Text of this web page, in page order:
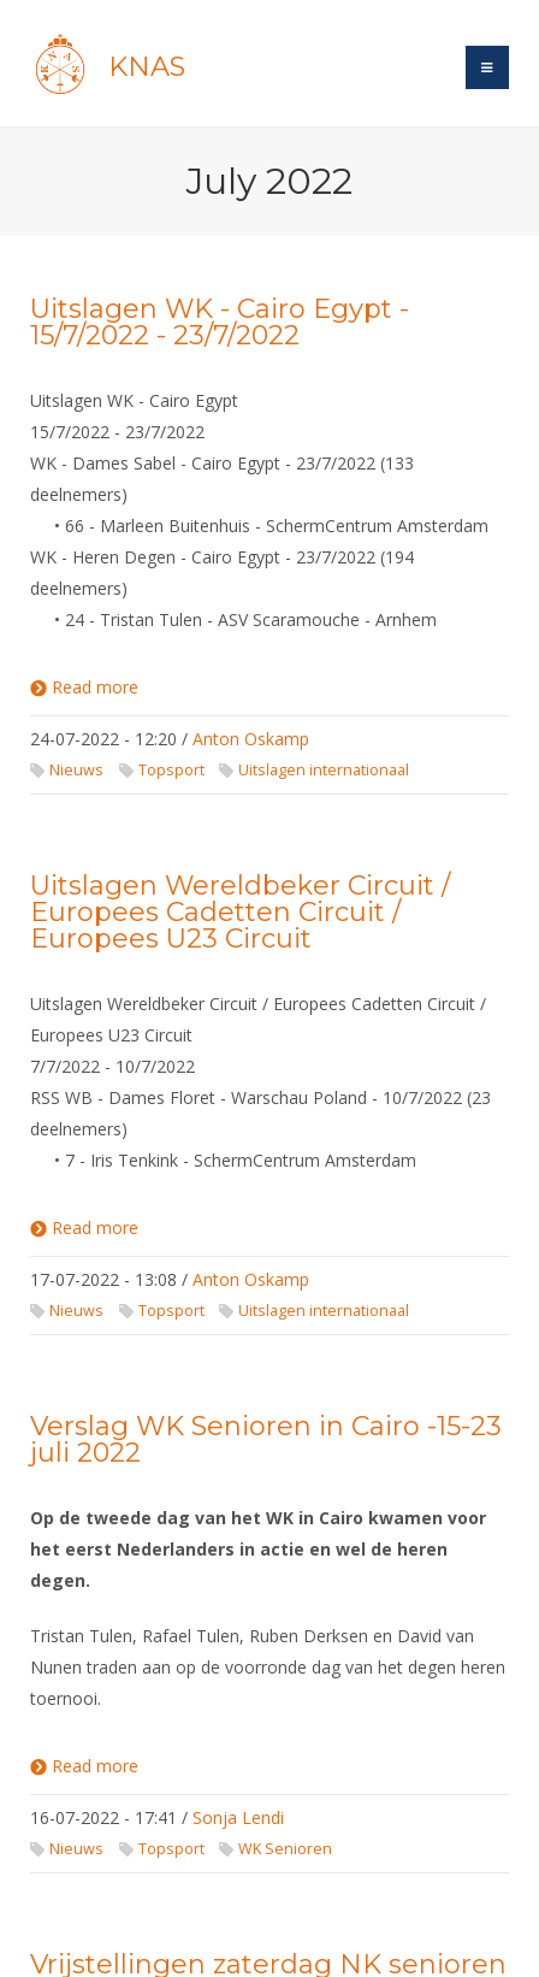
KNAS
Polls
Maandelijks archief
Evenement
Website
Gebruiksvoorwaarden
Historie
Lidmaatschap
Reglementen
Sponsors en Partners
Organisatie
Ereleden
Leden van Verdiensten
Vacatures
Contact
Medewerkers
Formulieren
Nieuws
Verenigingsondersteuning
Oprichting Vereniging
Overschrijven leden
Introductie
Veteranen
Lichtzwaardschermen
Wedstrijdsport
Inschrijven
Schermpaspoort
Rolstoelschermen
KNAS Keurmerk
NK's
JEC
Veteranenwedstrijden
Wedstrijdorganisatie
Aanvragen van scheidsrechters
Scheidsrechterslijst
Import inschrijvingen uit Nahouw
Promotie en logo
Geschiedenis van het schermen
Wat is topsport
Nieuws
NK's
Oranje
FBT
SBT
Atletencommissie
Informatie
Voor de jeugd
Ouders en vereniging
Jeugdkampen
Brassardsysteem
Nieuws
Nationale opleidingen
Internationale opleidingen
Voor scheidsrechters
Scheidsrechterslijst
Scheidsrechter Documentatie
Opleidingen
Tuchtzaken
Infotheek
ALV
Forums
Forums
Schermforum
Nieuws
Zoek Vereniging
NK organiseren
July 2022
Uitslagen WK - Cairo Egypt -
15/7/2022 - 23/7/2022
Uitslagen WK - Cairo Egypt
15/7/2022 - 23/7/2022
WK - Dames Sabel - Cairo Egypt - 23/7/2022 (133
deelnemers)
• 66 - Marleen Buitenhuis - SchermCentrum Amsterdam
WK - Heren Degen - Cairo Egypt - 23/7/2022 (194
deelnemers)
• 24 - Tristan Tulen - ASV Scaramouche - Arnhem
Read more
24-07-2022 - 12:20 / Anton Oskamp
Nieuws Topsport Uitslagen internationaal
Uitslagen Wereldbeker Circuit /
Europees Cadetten Circuit /
Europees U23 Circuit
Uitslagen Wereldbeker Circuit / Europees Cadetten Circuit /
Europees U23 Circuit
7/7/2022 - 10/7/2022
RSS WB - Dames Floret - Warschau Poland - 10/7/2022 (23
deelnemers)
• 7 - Iris Tenkink - SchermCentrum Amsterdam
Read more
17-07-2022 - 13:08 / Anton Oskamp
Nieuws Topsport Uitslagen internationaal
Verslag WK Senioren in Cairo -15-23
juli 2022
Op de tweede dag van het WK in Cairo kwamen voor
het eerst Nederlanders in actie en wel de heren
degen.
Tristan Tulen, Rafael Tulen, Ruben Derksen en David van
Nunen traden aan op de voorronde dag van het degen heren
toernooi.
Read more
16-07-2022 - 17:41 / Sonja Lendi
Nieuws Topsport WK Senioren
Vrijstellingen zaterdag NK senioren